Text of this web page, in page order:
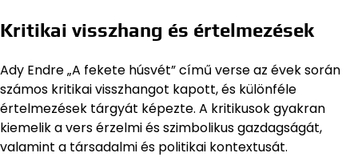
Kritikai visszhang és értelmezések
Ady Endre „A fekete húsvét” című verse az évek során
számos kritikai visszhangot kapott, és különféle
értelmezések tárgyát képezte. A kritikusok gyakran
kiemelik a vers érzelmi és szimbolikus gazdagságát,
valamint a társadalmi és politikai kontextusát.